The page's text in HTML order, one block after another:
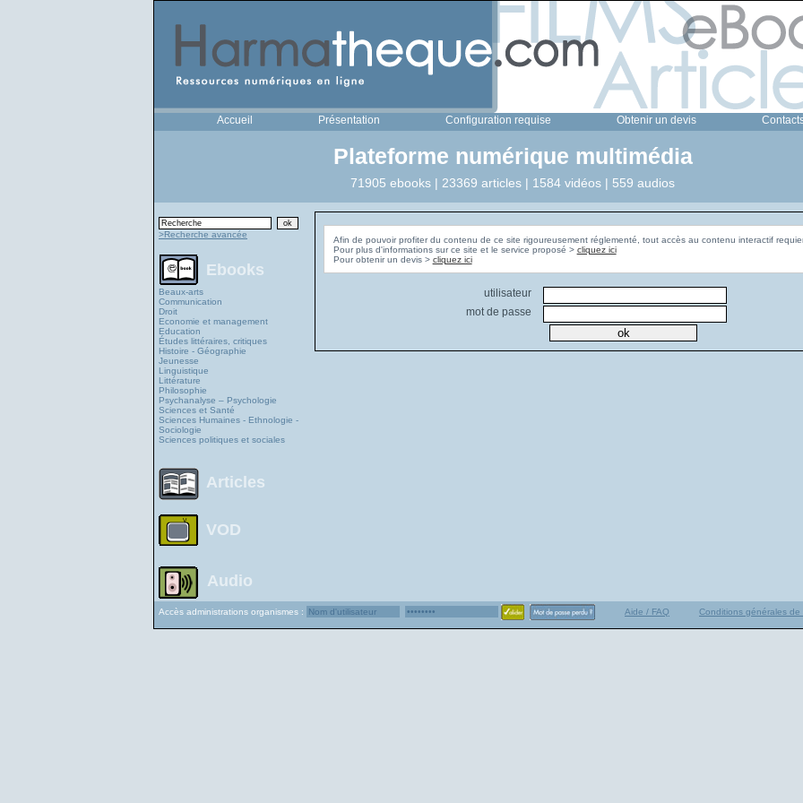
Accueil Présentation Configuration requise Obtenir un devis
Plateforme numérique multimédia
71905 ebooks | 23369 articles | 1584 vidéos | 559 audios
>Recherche avancée
Ebooks
Beaux-arts
Communication
Droit
Economie et management
Education
Études littéraires, critiques
Histoire - Géographie
Jeunesse
Linguistique
Littérature
Philosophie
Psychanalyse – Psychologie
Sciences et Santé
Sciences Humaines - Ethnologie -
Sociologie
Sciences politiques et sociales
Articles
VOD
Audio
Afin de pouvoir profiter du contenu de ce site rigoureusement réglementé, tout accès au contenu interactif
Pour plus d'informations sur ce site et le service proposé > cliquez ici
Pour obtenir un devis > cliquez ici
utilisateur
mot de passe
Accès administrations organismes : Aide / FAQ Conditions générales de